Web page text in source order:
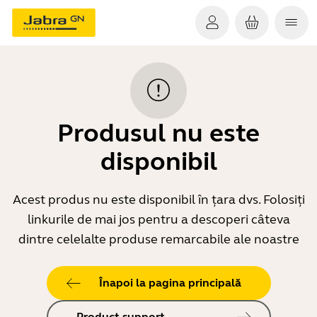
Produsul nu este
disponibil
Acest produs nu este disponibil în țara dvs. Folosiți
linkurile de mai jos pentru a descoperi câteva
dintre celelalte produse remarcabile ale noastre
Înapoi la pagina principală